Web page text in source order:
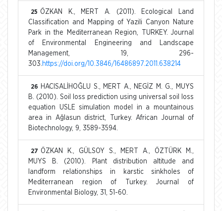
25 ÖZKAN K., MERT A. (2011). Ecological Land
Classification and Mapping of Yazili Canyon Nature
Park in the Mediterranean Region, TURKEY. Journal
of Environmental Engineering and Landscape
Management, 19, 296-
303. https://doi.org/10.3846/16486897.2011.638214
26
HACISALİHOĞLU S., MERT A., NEGİZ M. G., MUYS
B. (2010). Soil loss prediction using universal soil loss
equation USLE simulation model in a mountainous
area in Ağlasun district, Turkey. African Journal of
Biotechnology, 9, 3589-3594.
27 ÖZKAN K., GÜLSOY S., MERT A., ÖZTÜRK M.,
MUYS B. (2010). Plant distribution altitude and
landform relationships in karstic sinkholes of
Mediterranean region of Turkey. Journal of
Environmental Biology, 31, 51-60.